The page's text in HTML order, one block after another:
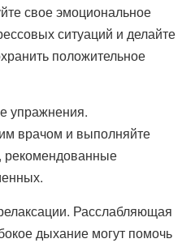
свое эмоциональное
ситуаций и делайте
положительное
упражнения.
врачом и выполняйте
рекомендованные
Расслабляющая
дыхание могут помочь